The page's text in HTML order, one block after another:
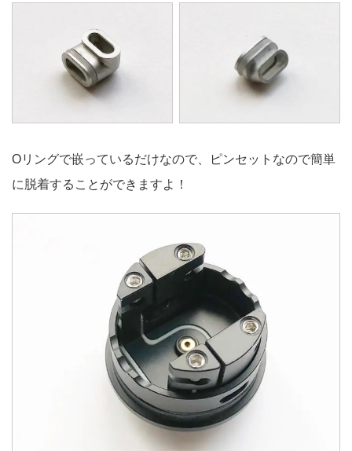
Oリングで嵌っているだけなので、ピンセットなので簡単
に脱着することができますよ！